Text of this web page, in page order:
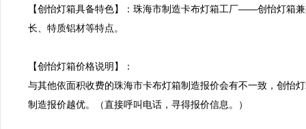
【创怡灯箱具备特色】：珠海市制造卡布灯箱工厂——创怡灯箱
长、特质铝材等特点。
【创怡灯箱价格说明】：
与其他依面积收费的珠海市卡布灯箱制造报价会有不一致，创怡
制造报价越优。（直接呼叫电话，寻得报价信息。）